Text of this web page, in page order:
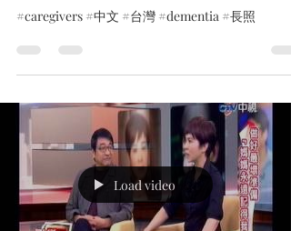
#caregivers #中文 #台灣 #dementia #長照
Load video